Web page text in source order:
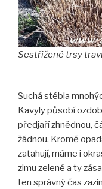
Sestřižené trsy
Suchá stébla
Kavyly působí
předjaří zhnědnou,
žádnou. Kromě
zatahují, máme i
zimu zelené a ty
ten správný čas